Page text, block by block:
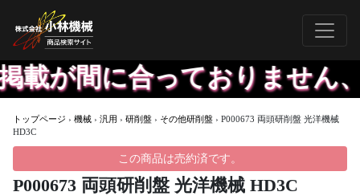
に合っておりません、
トップページ › 機械 › 汎用 › 研削盤 › その他研削盤 › P000673 両頭研削盤 光洋機械
HD3C
この商品は売約済です。
P000673 両頭研削盤 光洋機械 HD3C